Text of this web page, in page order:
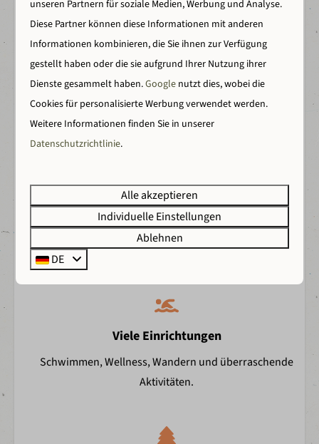
Darum Wilsumer Berge
Einzigartige Unterkunftsauswahl
Von Camping bis hin zu Luxus-Lodges und Wellness-
Back to nature
Erlebe Freiheit, Natur und Spaß.
Viele Einrichtungen
Schwimmen, Wellness, Wandern und überraschende
Aktivitäten.
unseren Partnern für soziale Medien, Werbung und Analyse.
Diese Partner können diese Informationen mit anderen
Informationen kombinieren, die Sie ihnen zur Verfügung
gestellt haben oder die sie aufgrund Ihrer Nutzung ihrer
Dienste gesammelt haben.Google nutzt dies, wobei die
Cookies für personalisierte Werbung verwendet werden.
Weitere Informationen finden Sie in unserer
Datenschutzrichtlinie.
Alle akzeptieren
Individuelle Einstellungen
Ablehnen
DE